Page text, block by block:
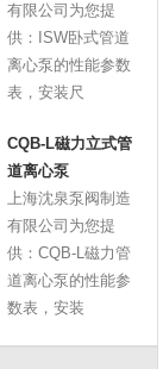
有限公司为您提
供：ISW卧式管道
离心泵的性能参数
表，安装尺
CQB-L磁力立式管
道离心泵
上海沈泉泵阀制造
有限公司为您提
供：CQB-L磁力管
道离心泵的性能参
数表，安装